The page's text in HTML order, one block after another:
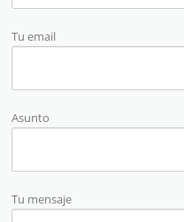
Tu email
Asunto
Tu mensaje